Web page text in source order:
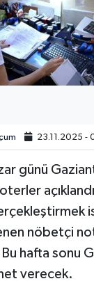
23.11.2025 -
günü
nöbetçi
hafta sonu
verecek.